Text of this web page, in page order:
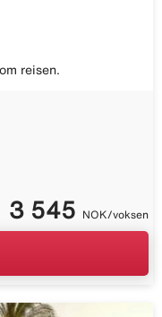
reisen.
3 545 NOK/voksen